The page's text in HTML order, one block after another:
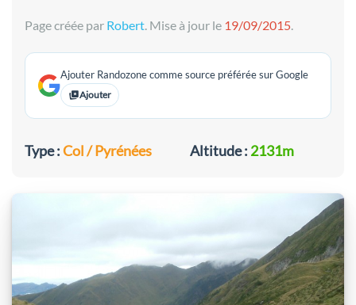
Page créée par Robert. Mise à jour le 19/09/2015.
Ajouter Randozone comme source préférée sur Google
Ajouter
Type :Col / Pyrénées Altitude : 2131m